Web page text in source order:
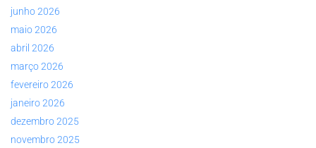
junho 2026
maio 2026
abril 2026
março 2026
fevereiro 2026
janeiro 2026
dezembro 2025
novembro 2025